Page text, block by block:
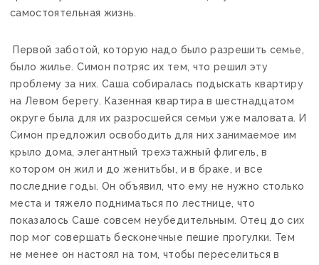
самостоятельная жизнь.
Первой заботой, которую надо было разрешить семье,
было жилье. Симон потряс их тем, что решил эту
проблему за них. Саша собиралась подыскать квартиру
на Левом берегу. Казенная квартира в шестнадцатом
округе была для их разросшейся семьи уже маловата. И
Симон предложил освободить для них занимаемое им
крыло дома, элегантный трехэтажный флигель, в
котором он жил и до женитьбы, и в браке, и все
последние годы. Он объявил, что ему не нужно столько
места и тяжело подниматься по лестнице, что
показалось Саше совсем неубедительным. Отец до сих
пор мог совершать бесконечные пешие прогулки. Тем
не менее он настоял на том, чтобы переселиться в